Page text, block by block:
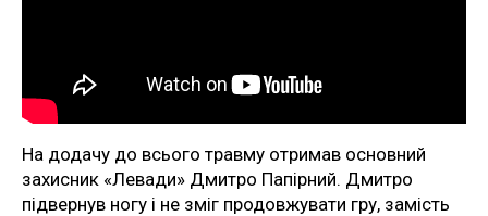
На додачу до всього травму отримав основний
захисник «Левади» Дмитро Папірний. Дмитро
підвернув ногу і не зміг продовжувати гру, замість